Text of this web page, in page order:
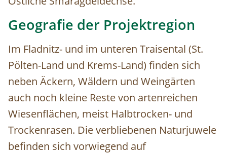
Geografie der Projektregion
Im Fladnitz- und im unteren Traisental (St.
Pölten-Land und Krems-Land) finden sich
neben Äckern, Wäldern und Weingärten
auch noch kleine Reste von artenreichen
Wiesenflächen, meist Halbtrocken- und
Trockenrasen. Die verbliebenen Naturjuwele
befinden sich vorwiegend auf